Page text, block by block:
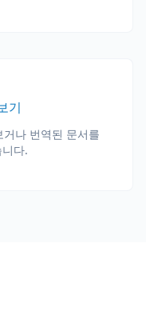
기
나 번역된 문서를
다.